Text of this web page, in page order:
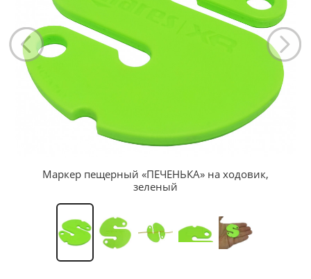
Маркер пещерный «ПЕЧЕНЬКА» на ходовик,
зеленый